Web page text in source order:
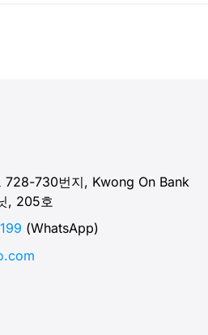
728-730번지, Kwong On Bank
, 205호
(WhatsApp)